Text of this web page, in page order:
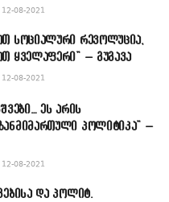
08-2021
სოციალური რევოლუცია,
ყველაფერი” – გუგავა
08-2021
ეს არის
პოლიტიკა” –
08-2021
და პოლიტ.